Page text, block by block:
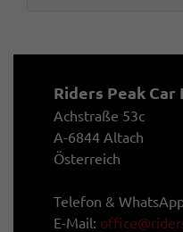
Riders Peak Car
Achstraße 53c
A-6844 Altach
Österreich
Telefon &
E-Mail: